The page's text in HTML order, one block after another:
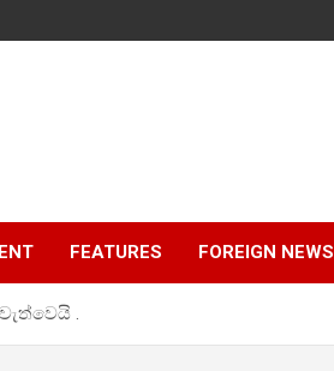
FEATURES FOREIGN NEWS
.